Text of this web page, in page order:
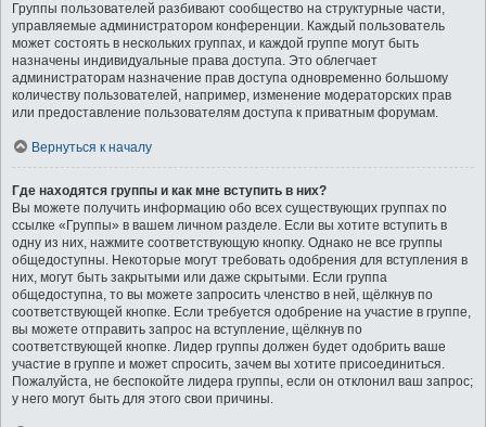
Группы пользователей разбивают сообщество на структурные части,
управляемые администратором конференции. Каждый пользователь
может состоять в нескольких группах, и каждой группе могут быть
назначены индивидуальные права доступа. Это облегчает
администраторам назначение прав доступа одновременно большому
количеству пользователей, например, изменение модераторских прав
или предоставление пользователям доступа к приватным форумам.
Вернуться к началу
Где находятся группы и как мне вступить в них?
Вы можете получить информацию обо всех существующих группах по
ссылке «Группы» в вашем личном разделе. Если вы хотите вступить в
одну из них, нажмите соответствующую кнопку. Однако не все группы
общедоступны. Некоторые могут требовать одобрения для вступления в
них, могут быть закрытыми или даже скрытыми. Если группа
общедоступна, то вы можете запросить членство в ней, щёлкнув по
соответствующей кнопке. Если требуется одобрение на участие в группе,
вы можете отправить запрос на вступление, щёлкнув по
соответствующей кнопке. Лидер группы должен будет одобрить ваше
участие в группе и может спросить, зачем вы хотите присоединиться.
Пожалуйста, не беспокойте лидера группы, если он отклонил ваш запрос;
у него могут быть для этого свои причины.